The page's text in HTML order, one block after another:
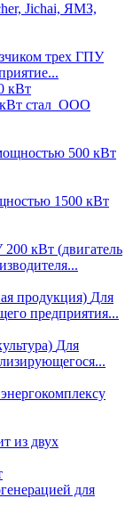
Jichai, ЯМЗ,
трех ГПУ
кВт
кВт стал ООО
500 кВт
1500 кВт
кВт (двигатель
продукция) Для
предприятия...
Для
из двух
для